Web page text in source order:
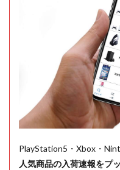
PlayStation5・Xbox・
人気商品の入荷速報をプ